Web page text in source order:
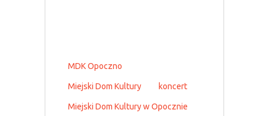
MDK Opoczno
Miejski Dom Kultury koncert
Miejski Dom Kultury w Opocznie